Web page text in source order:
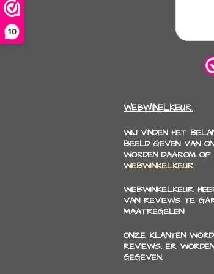
10
WEBWINELKEUR.
WIJ VINDEN HET
BEELD GEVEN VAN
WORDEN DAAROM
WEBWINKELKEUR
WEBWINKELKEUR
VAN REVIEWS TE
MAATREGELEN
ONZE KLANTEN
REVIEWS. ER
GEGEVEN.